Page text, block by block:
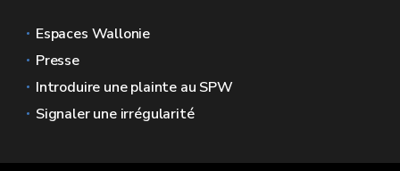
Espaces Wallonie
Presse
Introduire une plainte au SPW
Signaler une irrégularité